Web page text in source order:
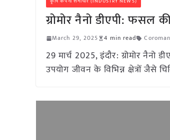
ग्रोमोर नैनो डीएपी: फसल
March 29, 2025 4 min read
29 मार्च 2025, इंदौर: ग्रोमोर
उपयोग जीवन के विभिन्न क्षेत्रों जैसे